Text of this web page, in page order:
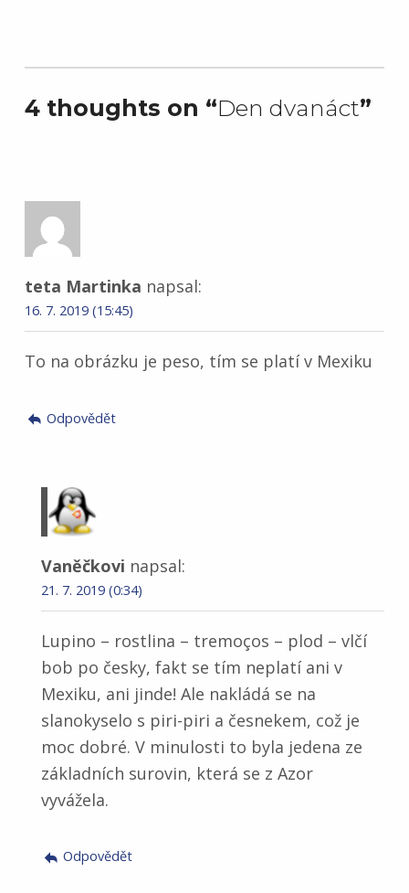
4 thoughts on “Den dvanáct”
teta Martinka napsal:
16. 7. 2019 (15:45)
To na obrázku je peso, tím se platí v Mexiku
Odpovědět
Vaněčkovi napsal:
21. 7. 2019 (0:34)
Lupino – rostlina – tremoços – plod – vlčí
bob po česky, fakt se tím neplatí ani v
Mexiku, ani jinde! Ale nakládá se na
slanokyselo s piri-piri a česnekem, což je
moc dobré. V minulosti to byla jedena ze
základních surovin, která se z Azor
vyvážela.
Odpovědět